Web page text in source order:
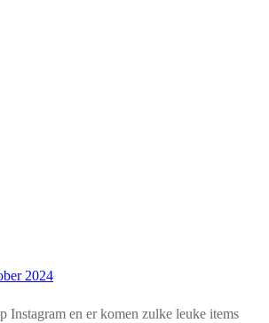
2024
Instagram en er komen zulke leuke items